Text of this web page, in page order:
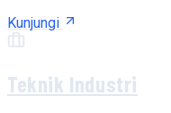
Kunjungi
Teknik Industri